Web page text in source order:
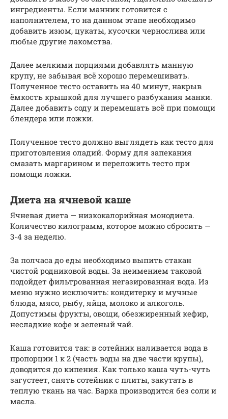
ингредиенты. Если манник готовится с
наполнителем, то на данном этапе необходимо
добавить изюм, цукаты, кусочки чернослива или
любые другие лакомства.
Далее мелкими порциями добавлять манную
крупу, не забывая всё хорошо перемешивать.
Полученное тесто оставить на 40 минут, накрыв
ёмкость крышкой для лучшего разбухания манки.
Далее добавить соду и перемешать всё при помощи
блендера или ложки.
Полученное тесто должно выглядеть как тесто для
приготовления оладий. Форму для запекания
смазать маргарином и переложить тесто при
помощи ложки.
Диета на ячневой каше
Ячневая диета — низкокалорийная монодиета.
Количество килограмм, которое можно сбросить —
3-4 за неделю.
За полчаса до еды необходимо выпить стакан
чистой родниковой воды. За неимением таковой
подойдет фильтрованная негазированная вода. Из
меню нужно исключить: кондитерку и мучные
блюда, мясо, рыбу, яйца, молоко и алкоголь.
Допустимы фрукты, овощи, обезжиренный кефир,
несладкие кофе и зеленый чай.
Каша готовится так: в сотейник наливается вода в
пропорции 1 к 2 (часть воды на две части крупы),
доводится до кипения. Как только каша чуть-чуть
загустеет, снять сотейник с плиты, закутать в
теплую ткань на час. Варка производится без соли и
масла.